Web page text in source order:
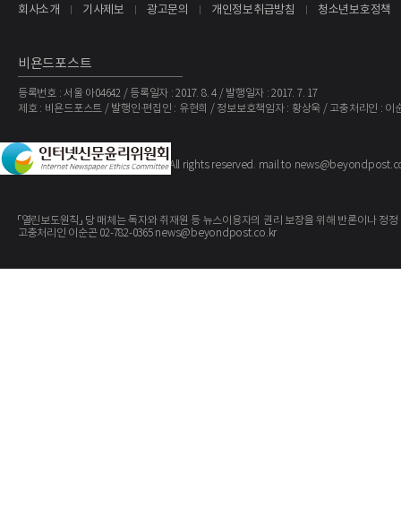
회사소개 기사제보 광고문의 개인정보취급방침 청소년보호정책
비욘드포스트
등록번호 : 서울 아04642 / 등록일자 : 2017. 8. 4 / 발행일자 : 2017. 7. 17
제호 : 비욘드포스트 / 발행인·편집인 : 유현희 / 정보보호책임자 : 황상욱 / 고충처리인 : 이
Copyright ©The BeyondPost. All rights reserved. mail to
「열린보도원칙」 당 매체는 독자와 취재원 등 뉴스이용자의 권리 보장을 위해 반론이나
고충처리인 이순곤 02-782-0365 news@beyondpost.co.kr